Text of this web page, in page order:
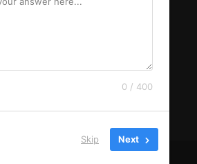
0 / 400
Skip Next